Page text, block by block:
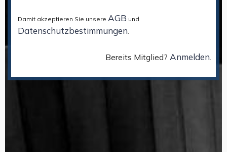
Damit akzeptieren Sie unsere AGB und
Datenschutzbestimmungen
Bereits Mitglied? Anmelden